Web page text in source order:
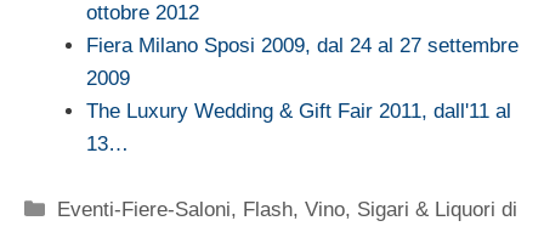
ottobre 2012
Fiera Milano Sposi 2009, dal 24 al 27 settembre
2009
The Luxury Wedding & Gift Fair 2011, dall'11 al
13…
Categorie
Eventi-Fiere-Saloni, Flash,Vino, Sigari & Liquori di